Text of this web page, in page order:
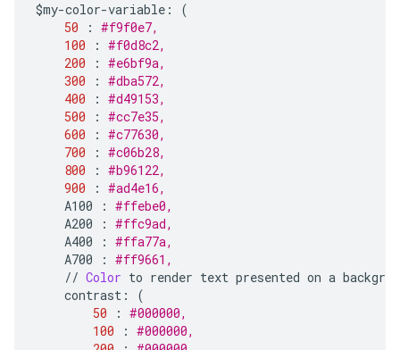
$my-color-variable :
(
50
: #f9f0e7,
100
: #f0d8c2,
200
: #e6bf9a,
300
: #dba572,
400
: #d49153,
500
: #cc7e35,
600
: #c77630,
700
: #c06b28,
800
: #b96122,
900
: #ad4e16,
A100
: #ffebe0,
A200
: #ffc9ad,
A400
: #ffa77a,
A700
: #ff9661,
// Color to render text presented on a
contrast :
(
50
: #000000,
100
: #000000,